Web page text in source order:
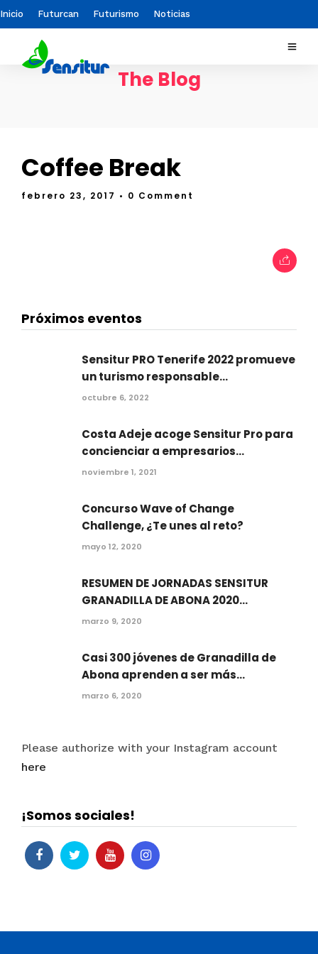
Inicio Futurcan Futurismo Noticias
The Blog
Coffee Break
febrero 23, 2017 • 0 Comment
Próximos eventos
Sensitur PRO Tenerife 2022 promueve
un turismo responsable...
octubre 6, 2022
Costa Adeje acoge Sensitur Pro para
concienciar a empresarios...
noviembre 1, 2021
Concurso Wave of Change
Challenge, ¿Te unes al reto?
mayo 12, 2020
RESUMEN DE JORNADAS SENSITUR
GRANADILLA DE ABONA 2020...
marzo 9, 2020
Casi 300 jóvenes de Granadilla de
Abona aprenden a ser más...
marzo 6, 2020
Please authorize with your Instagram account
here
¡Somos sociales!